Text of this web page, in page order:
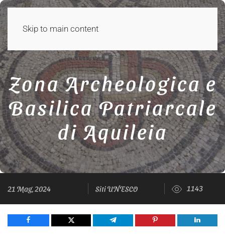
Skip to main content
Zona Archeologica e
Basilica Patriarcale
di Aquileia
21 Mag, 2024 Siti UNESCO 1143